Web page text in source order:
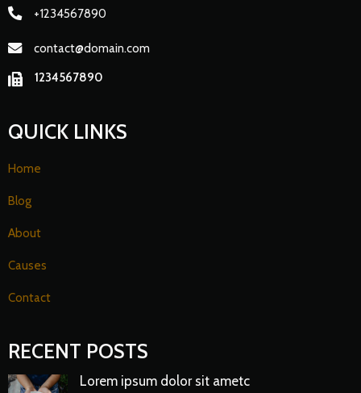
+1234567890
contact@domain.com
1234567890
QUICK LINKS
Home
Blog
About
Causes
Contact
RECENT POSTS
Lorem ipsum dolor sit ametc